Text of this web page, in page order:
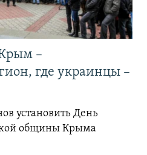
–
где украинцы –
установить День
общины Крыма